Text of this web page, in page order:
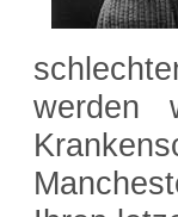
werden